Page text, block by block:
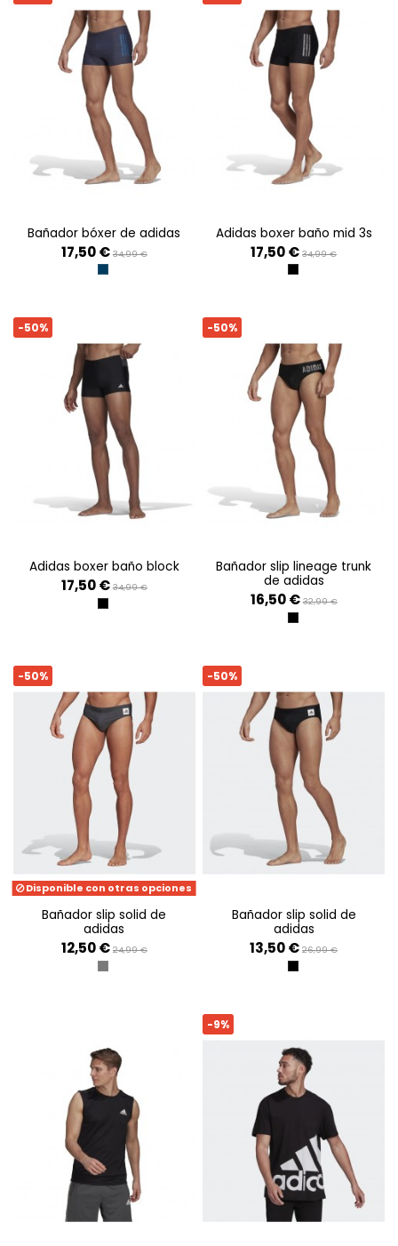
bañador bóxer de adidas
17,50 € 34,99 €
AZMASO/RAFAZ
adidas boxer baño mid 3s
17,50 € 34,99 €
NEGRO
-50%
adidas boxer baño block
17,50 € 34,99 €
NEGRO
-50%
bañador slip lineage trunk
de adidas
16,50 € 32,99 €
NEGRO
-50%
Disponible con otras opciones
bañador slip solid de
adidas
12,50 € 24,99 €
GRIS SEIS
-50%
bañador slip solid de
adidas
13,50 € 26,99 €
NEGRO
-9%